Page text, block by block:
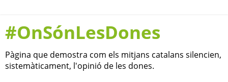
#OnSónLesDones
Pàgina que demostra com els mitjans catalans silencien,
sistemàticament, l'opinió de les dones.